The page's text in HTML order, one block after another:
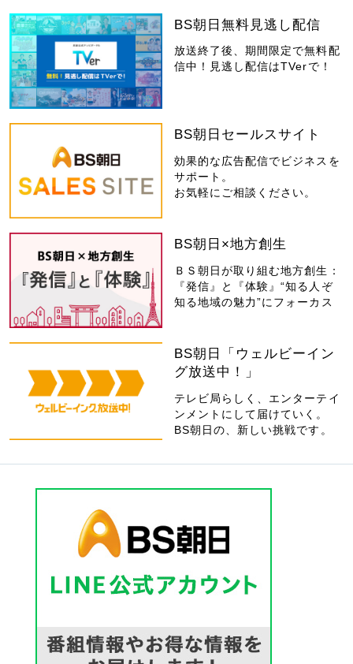
BS朝日無料見逃し配信
放送終了後、期間限定で無料配
信中！見逃し配信はTVerで！
BS朝日セールスサイト
効果的な広告配信でビジネスを
サポート。
お気軽にご相談ください。
BS朝日×地方創生
ＢＳ朝日が取り組む地方創生：
『発信』と『体験』“知る人ぞ
知る地域の魅力”にフォーカス
BS朝日「ウェルビーイン
グ放送中！」
テレビ局らしく、エンターテイ
ンメントにして届けていく。
BS朝日の、新しい挑戦です。